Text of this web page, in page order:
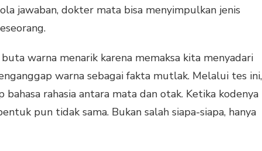
jawaban, dokter mata bisa menyimpulkan jenis
warna menarik karena memaksa kita menyadari
warna sebagai fakta mutlak. Melalui tes ini,
rahasia antara mata dan otak. Ketika kodenya
pun tidak sama. Bukan salah siapa-siapa, hanya